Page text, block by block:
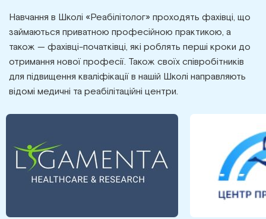
Навчання в Школі «Реабілітолог» проходять фахівці, що
займаються приватною професійною практикою, а
також — фахівці-початківці, які роблять перші кроки до
отримання нової професії. Також своїх співробітників
для підвищення кваліфікації в нашій Школі направляють
відомі медичні та реабілітаційні центри.